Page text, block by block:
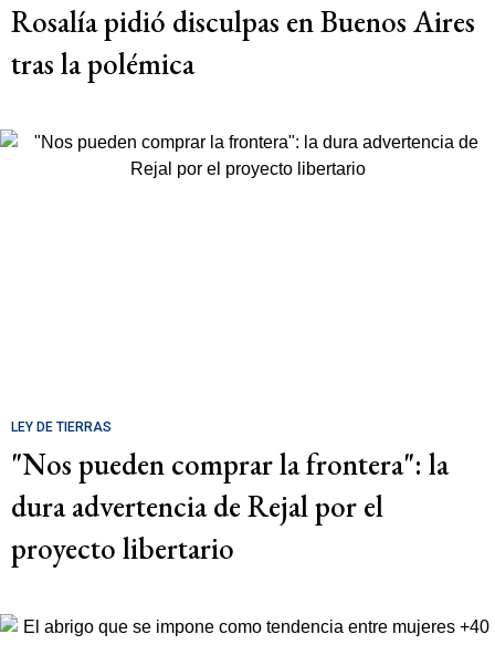
Rosalía pidió disculpas en Buenos Aires
tras la polémica
LEY DE TIERRAS
"Nos pueden comprar la frontera": la
dura advertencia de Rejal por el
proyecto libertario